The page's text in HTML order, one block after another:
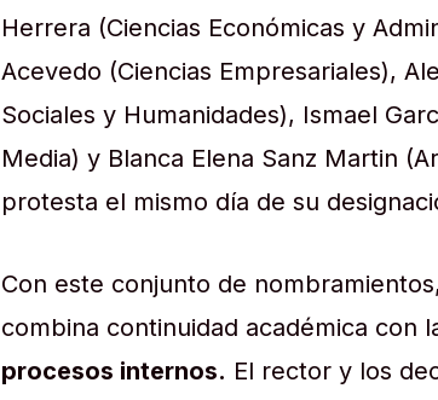
Herrera (Ciencias Económicas y
Acevedo (Ciencias Empresariales),
Sociales y Humanidades), Ismael
Media) y Blanca Elena Sanz Martin
protesta el mismo día de su
Con este conjunto de
combina continuidad académica con
procesos internos. El rector y los